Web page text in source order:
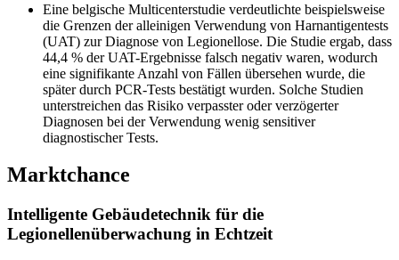
Eine belgische Multicenterstudie verdeutlichte beispielsweise
die Grenzen der alleinigen Verwendung von Harnantigentests
(UAT) zur Diagnose von Legionellose. Die Studie ergab, dass
44,4 % der UAT-Ergebnisse falsch negativ waren, wodurch
eine signifikante Anzahl von Fällen übersehen wurde, die
später durch PCR-Tests bestätigt wurden. Solche Studien
unterstreichen das Risiko verpasster oder verzögerter
Diagnosen bei der Verwendung wenig sensitiver
diagnostischer Tests.
Marktchance
Intelligente Gebäudetechnik für die
Legionellenüberwachung in Echtzeit